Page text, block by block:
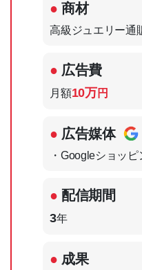
商材
高級ジュエリー通
広告費
月額10万円
広告媒体
・Googleショッ
配信期間
3年
成果